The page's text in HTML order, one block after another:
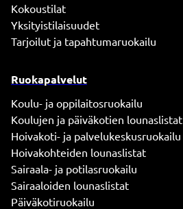
Kokoustilat
Yksityistilaisuudet
Tarjoilut ja tapahtumaruokailu
Ruokapalvelut
Koulu- ja oppilaitosruokailu
Koulujen ja päiväkotien lounaslistat
Hoivakoti- ja palvelukeskusruokailu
Hoivakohteiden lounaslistat
Sairaala- ja potilasruokailu
Sairaaloiden lounaslistat
Päiväkotiruokailu